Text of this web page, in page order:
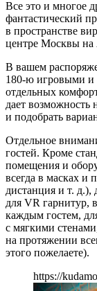
Все это и многое
фантастический
в пространстве
центре Москвы на
В вашем
180-ю игровыми
отдельных
дает возможность
и подобрать
Отдельное
гостей. Кроме
помещения и
всегда в масках и
дистанция и т. д.),
для VR гарнитур,
каждым гостем,
с мягкими
на протяжении
этого пожелаете).
https://